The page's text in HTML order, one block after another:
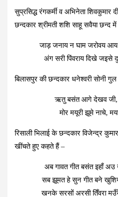
सुप्रसिद्ध रंगकर्मी व अभिनेता शिवकुमार
छन्दकार श्रीमती शशि साहू सवैया छन्द
जाड़ जनाय न घाम जरोवय
अंग सरी पिंवराय दिखे जइसे
बिलासपुर की छन्दकार धनेश्वरी सोनी
ऋतु बसंत आगे देखव जी,
मोर मयूरी झूमे नाचे,
रिसाली भिलाई के छन्दकार विजेन्द्र
खींचते हुए कहते हैं –
अब गावत गीत बसंत इहाँ अउ
सब झूमत हे सुन गीत बने
खनके सरसों अरसी तिँवरा